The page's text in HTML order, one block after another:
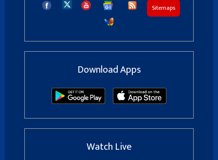
Sitemaps
Download Apps
Watch Live